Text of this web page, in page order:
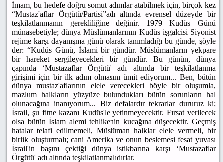
İmam, bu hedefe doğru somut adımlar atabilmek için, birçok kez
“Mustaz'aflar Örgütü/Partisi”adı altında evrensel düzeyde bir
teşkilatlanmanın gerekliliğine değinir. 1979 Kudüs Günü
münasebetiyle; dünya Müslümanlarının Kudüs işgalcisi Siyonist
rejime karşı dayanışma günü olarak tanımladığı bu günde, şöyle
der: “Kudüs Günü, İslami bir gündür. Müslümanların yekpare
bir hareket sergileyecekleri bir gündür. Bu günün, dünya
çapında ‘Mustazaflar Örgütü' adı altında bir teşkilatlanma
girişimi için bir ilk adım olmasını ümit ediyorum... Ben, bütün
dünya mustaz'aflarının elele verecekleri böyle bir oluşumla,
mazlum halkların yüzyüze bulundukları bütün sorunların hal
olunacağına inanıyorum... Biz defalardır tekrarlar dururuz ki;
İsrail, şu fitne kazanı Kudüs'le yetinmeyecektir. Fırsat verilecek
olsa bütün İslam alemi tehlikenin kucağına düşecektir. Geçmiş
hatalar telafi edilmemeli, Müslüman halklar elele vermeli, bir
birlik oluşturmalı; cani Amerika ve onun beslemesi fesat yuvası
İsrail'in başını çektiği dünya istikbarına karşı ‘Mustazaflar
Örgütü' adı altında teşkilatlanmalıdırlar.